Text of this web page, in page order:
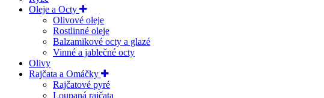
Oleje a Octy
Olivové oleje
Rostlinné oleje
Balzamikové octy a glazé
Vinné a jablečné octy
Olivy
Rajčata a Omáčky
Rajčatové pyré
Loupaná rajčata